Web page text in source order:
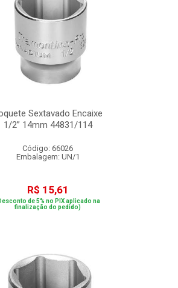
Sextavado Encaixe
1/2” 14mm 44831/114
Código: 66026
Embalagem: UN/1
R$ 15,61
de 5% no PIX aplicado na
finalização do pedido)